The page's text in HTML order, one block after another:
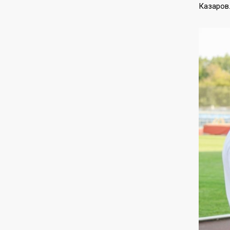
Казаров.